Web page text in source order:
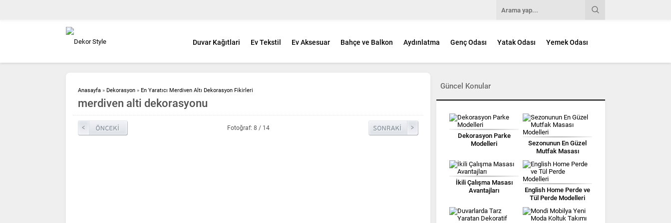
Duvar Kağıtlari Ev Tekstil Ev Aksesuar Bahçe ve Balkon Aydınlatma Genç Odası Yatak Odası Yemek Odası
Anasayfa » Dekorasyon » En Yaratıcı Merdiven Altı Dekorasyon Fikirleri
merdiven alti dekorasyonu
Fotoğraf: 8 / 14
Güncel Konular
Dekorasyon Parke
Modelleri
Sezonunun En Güzel
Mutfak Masası
İkili Çalışma Masası
Avantajları
English Home Perde ve
Tül Perde Modelleri